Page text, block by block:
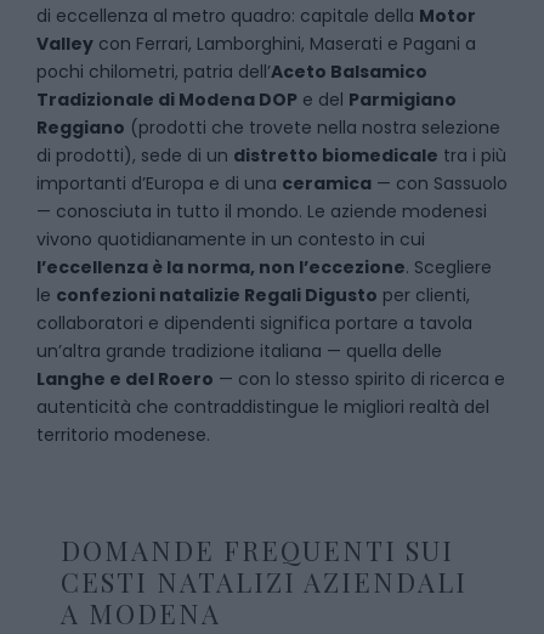
di eccellenza al metro quadro: capitale della Motor
Valley con Ferrari, Lamborghini, Maserati e Pagani a
pochi chilometri, patria dell’Aceto Balsamico
Tradizionale di Modena DOP e del Parmigiano
Reggiano (prodotti che trovete nella nostra selezione
di prodotti), sede di un distretto biomedicale tra i più
importanti d’Europa e di una ceramica — con Sassuolo
— conosciuta in tutto il mondo. Le aziende modenesi
vivono quotidianamente in un contesto in cui
l’eccellenza è la norma, non l’eccezione. Scegliere
le confezioni natalizie Regali Digusto per clienti,
collaboratori e dipendenti significa portare a tavola
un’altra grande tradizione italiana — quella delle
Langhe e del Roero — con lo stesso spirito di ricerca e
autenticità che contraddistingue le migliori realtà del
territorio modenese.
DOMANDE FREQUENTI SUI
CESTI NATALIZI AZIENDALI
A MODENA